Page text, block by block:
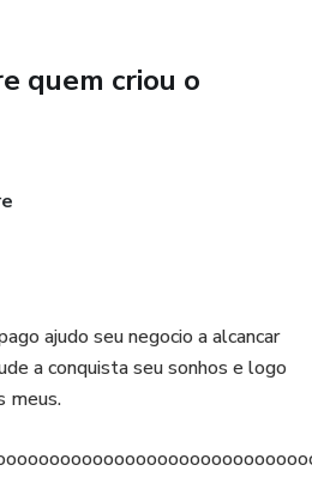
sem sacrificar o sabor ou
30 receitas práticas e
quem criou o
ajudo seu negocio a alcancar
a conquista seu sonhos e logo
meus.